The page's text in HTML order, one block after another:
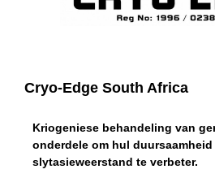
Cryo-Edge South Africa
Kriogeniese behandeling van
onderdele om hul duursaamheid
slytasieweerstand te verbeter.